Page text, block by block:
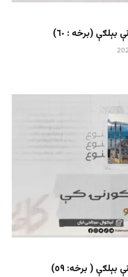
بېلګې (برخه : ٦٠)
بېلګې ( برخه: ٥٩)